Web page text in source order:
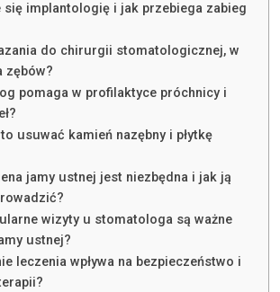
się implantologię i jak przebiega zabieg
do chirurgii stomatologicznej, w
zębów?
pomaga w profilaktyce próchnicy i
usuwać kamień nazębny i płytkę
jamy ustnej jest niezbędna i jak ją
wizyty u stomatologa są ważne
ustnej?
leczenia wpływa na bezpieczeństwo i